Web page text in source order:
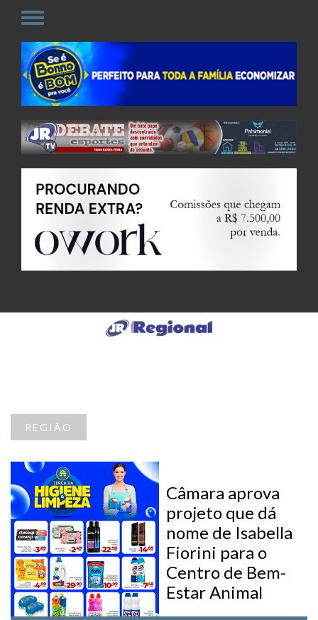
REGIÃO
Câmara aprova
projeto que dá
nome de Isabella
Fiorini para o
Centro de Bem-
Estar Animal